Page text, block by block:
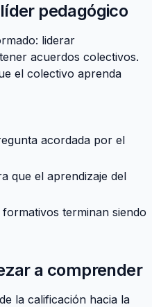
pedagógico
liderar
acuerdos colectivos.
el colectivo aprenda
acordada por el
que el aprendizaje del
terminan siendo
a comprender
la calificación hacia la